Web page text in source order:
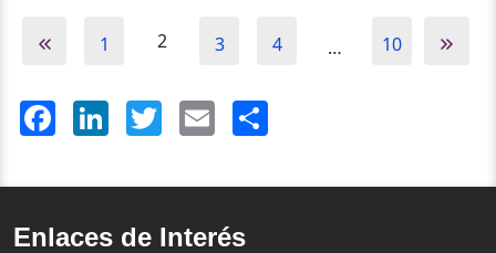
1 2 3 4 … 10
FacebookLinkedInTwitter Email
Enlaces de Interés